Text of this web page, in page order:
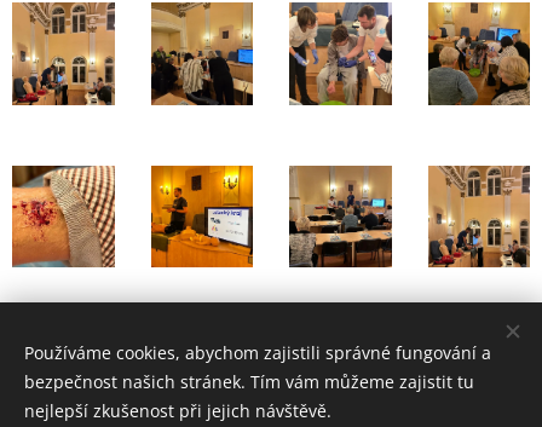
Share
Používáme cookies, abychom zajistili správné fungování a
bezpečnost našich stránek. Tím vám můžeme zajistit tu
nejlepší zkušenost při jejich návštěvě.